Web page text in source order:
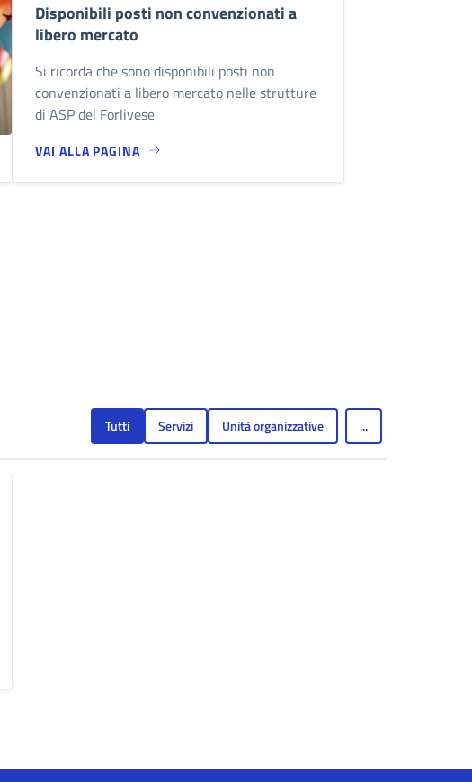
Disponibili posti non convenzionati a
libero mercato
Si ricorda che sono disponibili posti non
convenzionati a libero mercato nelle strutture
di ASP del Forlivese
VAI ALLA PAGINA
Tutti Servizi Unità organizzative ...